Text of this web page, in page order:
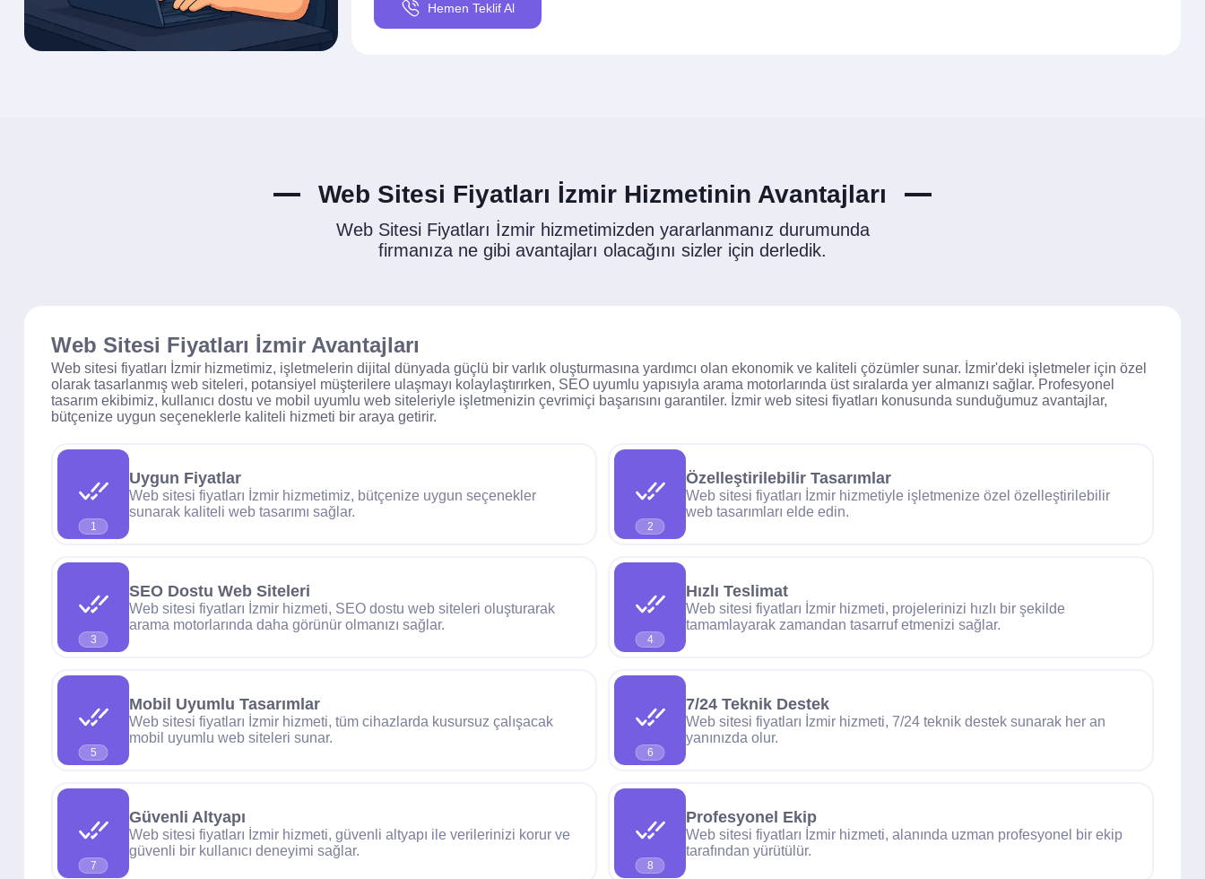
Hemen Teklif Al
Web Sitesi Fiyatları İzmir Hizmetinin Avantajları
Web Sitesi Fiyatları İzmir hizmetimizden yararlanmanız durumunda
firmanıza ne gibi avantajları olacağını sizler için derledik.
Web Sitesi Fiyatları İzmir Avantajları
Web sitesi fiyatları İzmir hizmetimiz, işletmelerin dijital dünyada güçlü bir varlık oluşturmasına yardımcı olan ekonomik ve kaliteli çözümler sunar. İzmir'deki işletmeler için özel
olarak tasarlanmış web siteleri, potansiyel müşterilere ulaşmayı kolaylaştırırken, SEO uyumlu yapısıyla arama motorlarında üst sıralarda yer almanızı sağlar. Profesyonel
tasarım ekibimiz, kullanıcı dostu ve mobil uyumlu web siteleriyle işletmenizin çevrimiçi başarısını garantiler. İzmir web sitesi fiyatları konusunda sunduğumuz avantajlar,
bütçenize uygun seçeneklerle kaliteli hizmeti bir araya getirir.
1
Uygun Fiyatlar
Web sitesi fiyatları İzmir hizmetimiz, bütçenize uygun seçenekler
sunarak kaliteli web tasarımı sağlar.
2
Özelleştirilebilir Tasarımlar
Web sitesi fiyatları İzmir hizmetiyle işletmenize özel özelleştirilebilir
web tasarımları elde edin.
3
SEO Dostu Web Siteleri
Web sitesi fiyatları İzmir hizmeti, SEO dostu web siteleri oluşturarak
arama motorlarında daha görünür olmanızı sağlar.
4
Hızlı Teslimat
Web sitesi fiyatları İzmir hizmeti, projelerinizi hızlı bir şekilde
tamamlayarak zamandan tasarruf etmenizi sağlar.
5
Mobil Uyumlu Tasarımlar
Web sitesi fiyatları İzmir hizmeti, tüm cihazlarda kusursuz çalışacak
mobil uyumlu web siteleri sunar.
6
7/24 Teknik Destek
Web sitesi fiyatları İzmir hizmeti, 7/24 teknik destek sunarak her an
yanınızda olur.
7
Güvenli Altyapı
Web sitesi fiyatları İzmir hizmeti, güvenli altyapı ile verilerinizi korur ve
güvenli bir kullanıcı deneyimi sağlar.
8
Profesyonel Ekip
Web sitesi fiyatları İzmir hizmeti, alanında uzman profesyonel bir ekip
tarafından yürütülür.